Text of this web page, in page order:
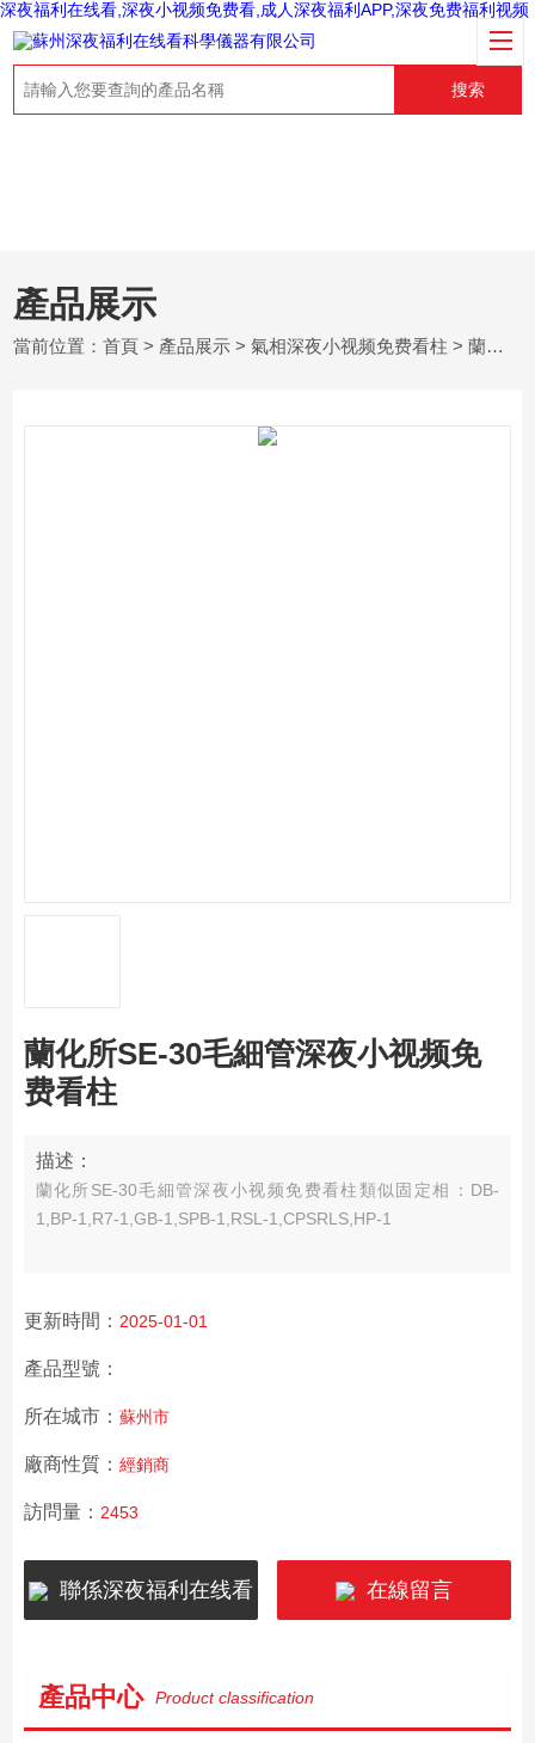
深夜福利在线看,深夜小视频免费看,成人深夜福利APP,深夜免费福利视频
搜索
產品展示
當前位置：首頁 > 產品展示 >氣相深夜小视频免费看柱 >蘭化所氣相深夜小视频免费看柱
蘭化所SE-30毛細管深夜小视频免
费看柱
描述：
蘭化所SE-30毛細管深夜小视频免费看柱類似固定相：DB-
1,BP-1,R7-1,GB-1,SPB-1,RSL-1,CPSRLS,HP-1
更新時間： 2025-01-01
產品型號：
所在城市： 蘇州市
廠商性質： 經銷商
訪問量： 2453
聯係深夜福利在线看 在線留言
產品中心 Product classification